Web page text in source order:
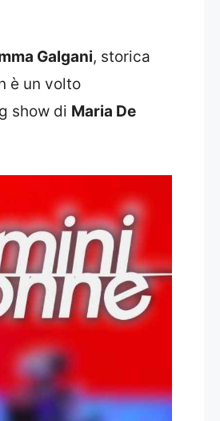
Galgani, storica
è un volto
show di Maria De